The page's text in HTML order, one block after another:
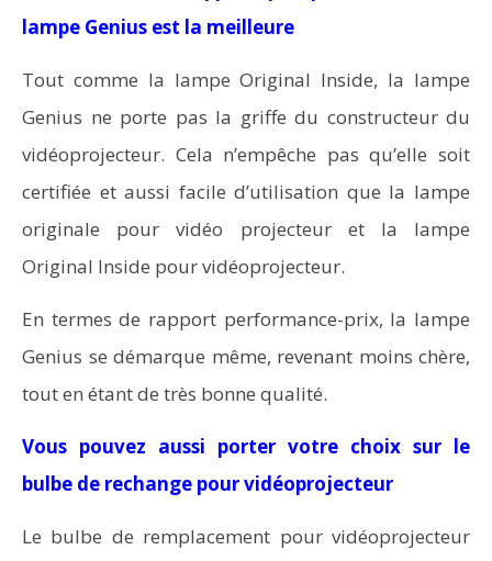
lampe Genius est la meilleure
Tout comme la lampe Original Inside, la lampe
Genius ne porte pas la griffe du constructeur du
vidéoprojecteur. Cela n’empêche pas qu’elle soit
certifiée et aussi facile d’utilisation que la lampe
originale pour vidéo projecteur et la lampe
Original Inside pour vidéoprojecteur.
En termes de rapport performance-prix, la lampe
Genius se démarque même, revenant moins chère,
tout en étant de très bonne qualité.
Vous pouvez aussi porter votre choix sur le
bulbe de rechange pour vidéoprojecteur
Le bulbe de remplacement pour vidéoprojecteur